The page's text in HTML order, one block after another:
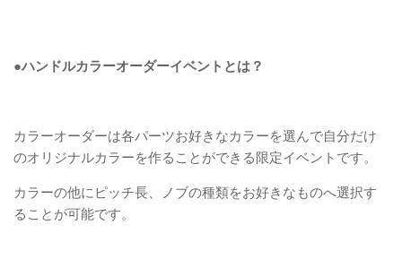
●ハンドルカラーオーダーイベントとは？
カラーオーダーは各パーツお好きなカラーを選んで自分だけ
のオリジナルカラーを作ることができる限定イベントです。
カラーの他にピッチ長、ノブの種類をお好きなものへ選択す
ることが可能です。